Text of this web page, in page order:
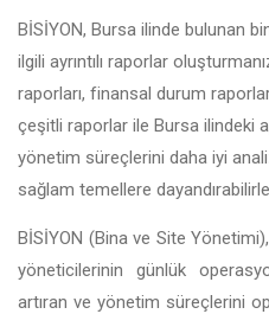
BİSİYON, Bursa ilinde bulunan
ilgili ayrıntılı raporlar
raporları, finansal durum
çeşitli raporlar ile Bursa ilindeki
yönetim süreçlerini daha iyi
sağlam temellere
BİSİYON (Bina ve Site
yöneticilerinin günlük
artıran ve yönetim süreçlerini